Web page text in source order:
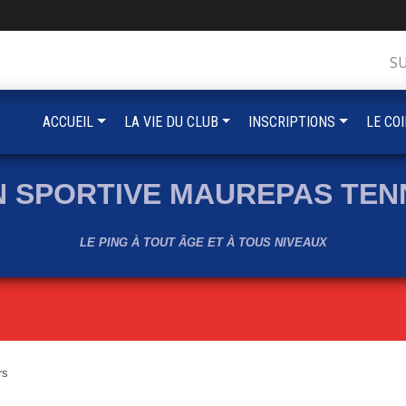
SPORTIVE MAUREPAS
LE PING À TOUT ÂGE ET À TOUS NIVEAUX
ACCUEIL LA VIE DU CLUB INSCRIPTIONS LE